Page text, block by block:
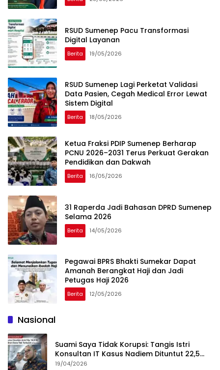
RSUD Sumenep Pacu Transformasi
Digital Layanan
Berita 19/05/2026
RSUD Sumenep Lagi Perketat Validasi
Data Pasien, Cegah Medical Error Lewat
Sistem Digital
Berita 18/05/2026
Ketua Fraksi PDIP Sumenep Berharap
PCNU 2026–2031 Terus Perkuat Gerakan
Pendidikan dan Dakwah
Berita 16/05/2026
31 Raperda Jadi Bahasan DPRD Sumenep
Selama 2026
Berita 14/05/2026
Pegawai BPRS Bhakti Sumekar Dapat
Amanah Berangkat Haji dan Jadi
Petugas Haji 2026
Berita 12/05/2026
Nasional
Suami Saya Tidak Korupsi: Tangis Istri
Konsultan IT Kasus Nadiem Dituntut 22,5
Tahun
19/04/2026